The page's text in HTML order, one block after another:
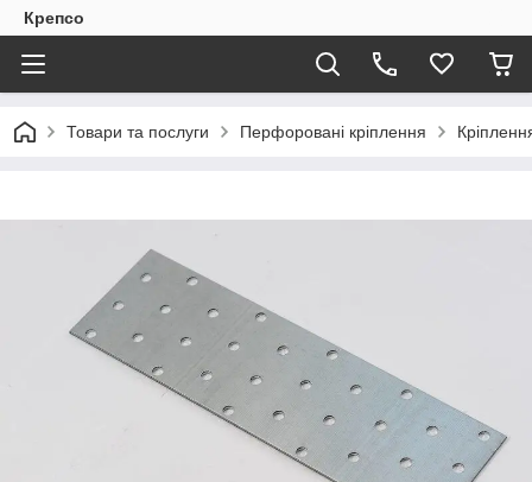
Крепсо
Товари та послуги Перфоровані кріплення